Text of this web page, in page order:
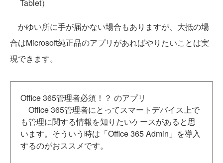
Tablet）
かゆい所に手が届かない場合もありますが、大抵の場
合はMicrosoft純正品のアプリがあればやりたいことは実
現できます。
Office 365管理者必須！？ のアプリ
Office 365管理者にとってスマートデバイス上で
も管理に関する情報を知りたいケースがあると思
います。そういう時は「Office 365 Admin」を導入
するのがおススメです。